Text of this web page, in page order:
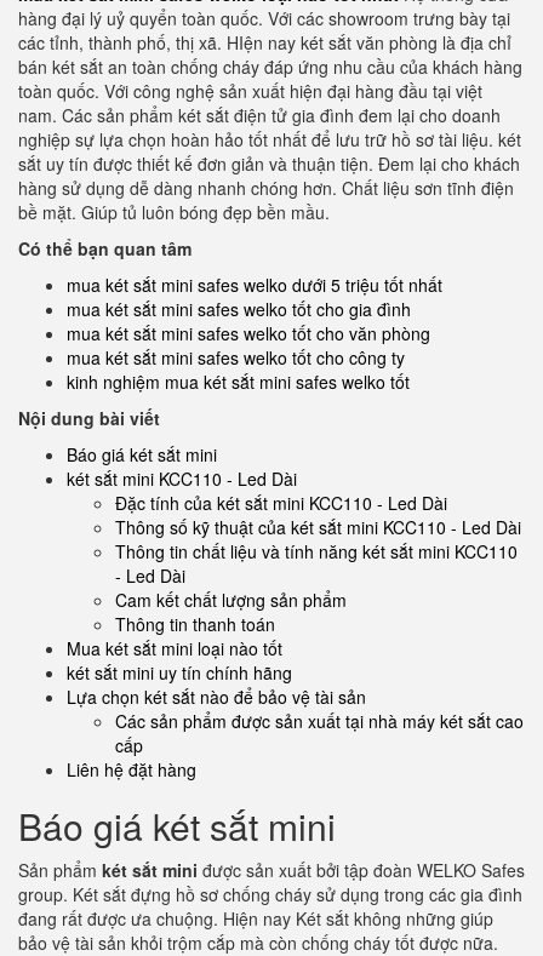
hàng đại lý uỷ quyển toàn quốc. Với các showroom trưng bày tại
các tỉnh, thành phố, thị xã. HIện nay két sắt văn phòng là địa chỉ
bán két sắt an toàn chống cháy đáp ứng nhu cầu của khách hàng
toàn quốc. Với công nghệ sản xuất hiện đại hàng đầu tại việt
nam. Các sản phẩm két sắt điện tử gia đình đem lại cho doanh
nghiệp sự lựa chọn hoàn hảo tốt nhất để lưu trữ hồ sơ tài liệu. két
sắt uy tín được thiết kế đơn giản và thuận tiện. Đem lại cho khách
hàng sử dụng dễ dàng nhanh chóng hơn. Chất liệu sơn tĩnh điện
bề mặt. Giúp tủ luôn bóng đẹp bền mầu.
Có thể bạn quan tâm
mua két sắt mini safes welko dưới 5 triệu tốt nhất
mua két sắt mini safes welko tốt cho gia đình
mua két sắt mini safes welko tốt cho văn phòng
mua két sắt mini safes welko tốt cho công ty
kinh nghiệm mua két sắt mini safes welko tốt
Nội dung bài viết
Báo giá két sắt mini
két sắt mini KCC110 - Led Dài
Đặc tính của két sắt mini KCC110 - Led Dài
Thông số kỹ thuật của két sắt mini KCC110 - Led Dài
Thông tin chất liệu và tính năng két sắt mini KCC110
- Led Dài
Cam kết chất lượng sản phẩm
Thông tin thanh toán
Mua két sắt mini loại nào tốt
két sắt mini uy tín chính hãng
Lựa chọn két sắt nào để bảo vệ tài sản
Các sản phẩm được sản xuất tại nhà máy két sắt cao
cấp
Liên hệ đặt hàng
Báo giá két sắt mini
Sản phẩm két sắt mini được sản xuất bởi tập đoàn WELKO Safes
group. Két sắt đựng hồ sơ chống cháy sử dụng trong các gia đình
đang rất được ưa chuộng. Hiện nay Két sắt không những giúp
bảo vệ tài sản khỏi trộm cắp mà còn chống cháy tốt được nữa.